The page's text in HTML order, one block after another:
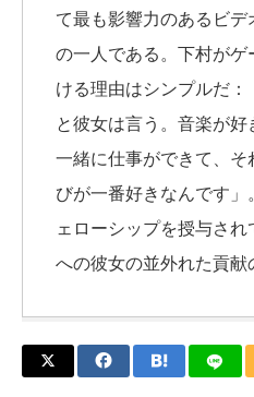
て最も影響力のあるビ
の一人である。下村が
ける理由はシンプルだ：
と彼女は言う。音楽が好
一緒に仕事ができて、
びが一番好きなんです
ェローシップを授与さ
への彼女の並外れた貢献